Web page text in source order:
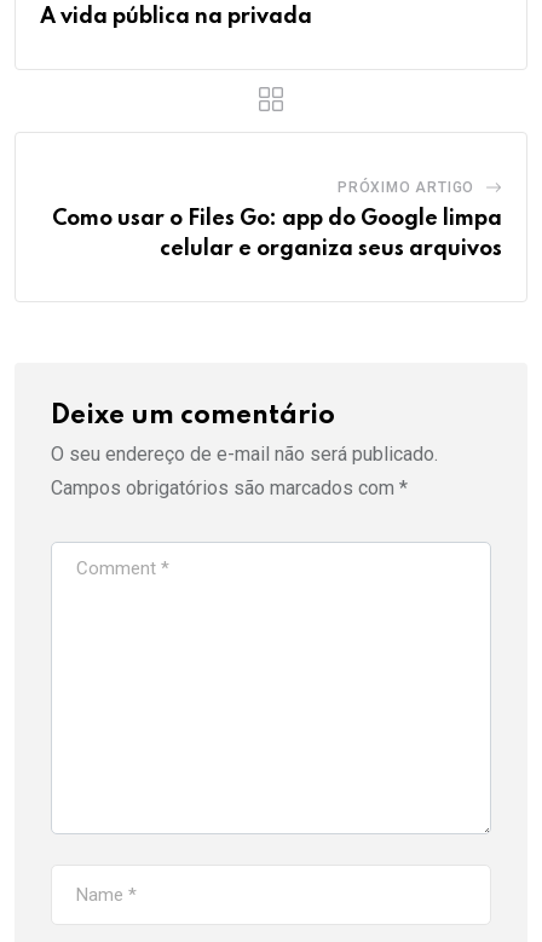
A vida pública na privada
PRÓXIMO ARTIGO
Como usar o Files Go: app do Google limpa
celular e organiza seus arquivos
Deixe um comentário
O seu endereço de e-mail não será publicado.
Campos obrigatórios são marcados com *